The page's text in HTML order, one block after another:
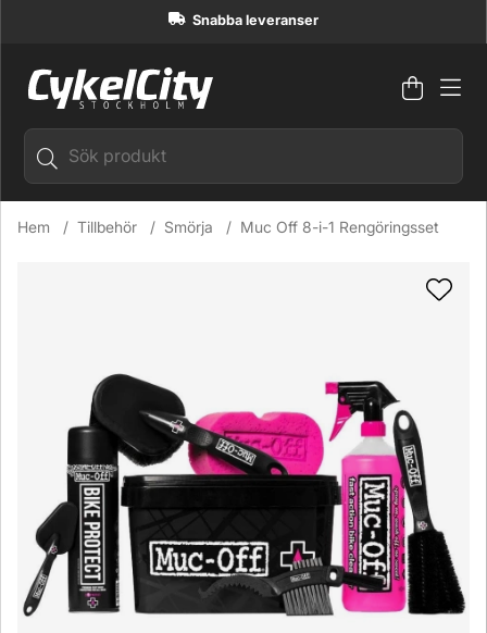
Snabba leveranser
Antal i
.
Hem Tillbehör Smörja Muc Off 8-i-1 Rengöringsset